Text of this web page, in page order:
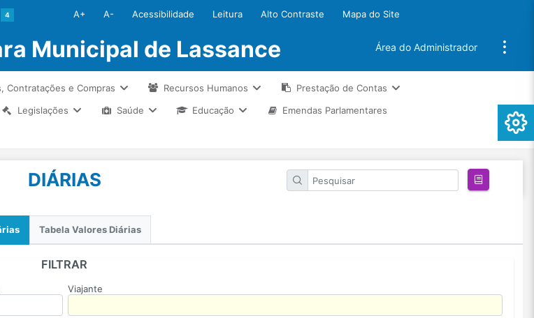
4 A+ A- Acessibilidade Leitura Alto Contraste Mapa do Site
Municipal de Lassance Área do Administrador
Contratações e Compras Recursos Humanos Prestação de Contas
Legislações Saúde Educação Emendas Parlamentares
DIÁRIAS
Tabela Valores Diárias
FILTRAR
Viajante